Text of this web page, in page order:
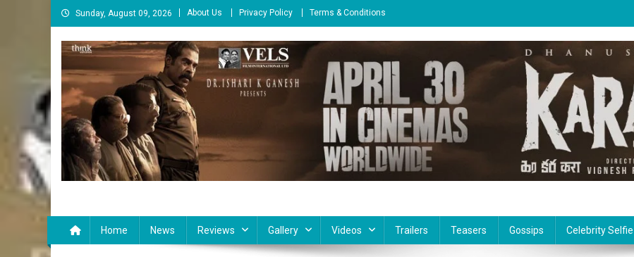
Skip
to
content
Sunday, August 09, 2026 About Us Privacy Policy Terms & Conditions
Cinema Paarvai
Home News Reviews Gallery Videos Trailers Teasers Gossips Celebrity Selfie